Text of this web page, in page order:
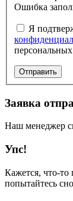
Ошибка
Я
Отправить
Заявка
Наш менеджер
Упс!
Кажется, что-то
попытайтесь